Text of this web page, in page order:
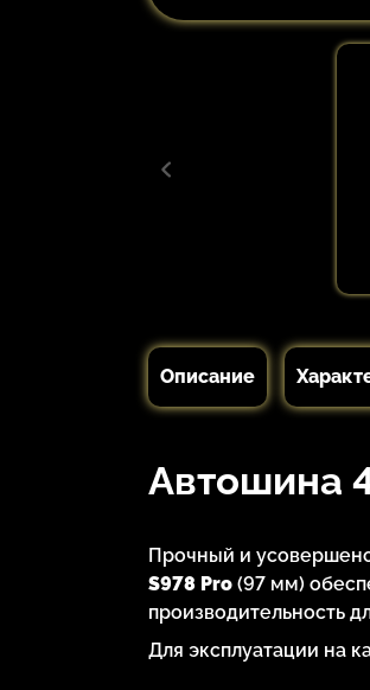
Описание
Автошина
Прочный и
S978 Pro(97 мм)
производительность
Для эксплуатации на